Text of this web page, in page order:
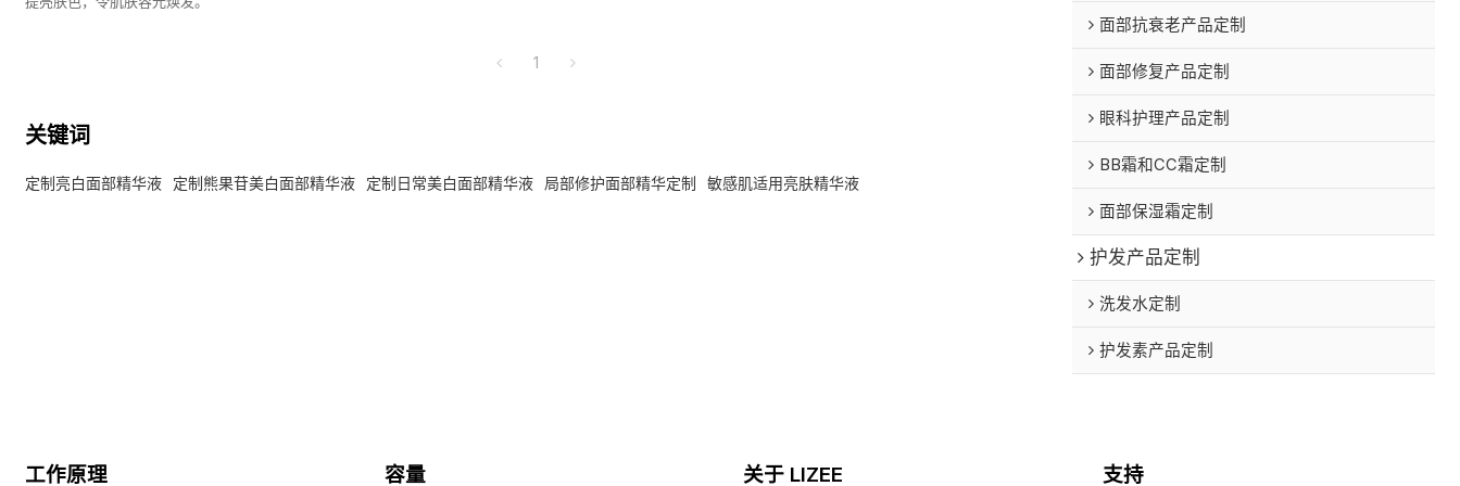
1
关键词
定制亮白面部精华液 定制熊果苷美白面部精华液 定制日常美白面部精华液 局部修护面部精华定制 敏感肌适用亮肤精华液
面部抗衰老产品定制
面部修复产品定制
眼科护理产品定制
BB霜和CC霜定制
面部保湿霜定制
护发产品定制
洗发水定制
护发素产品定制
工作原理 容量 关于 LIZEE 支持